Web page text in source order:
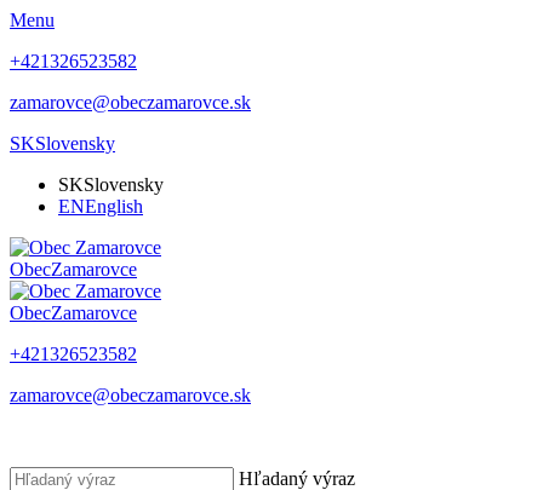
Menu
+421326523582
zamarovce@obeczamarovce.sk
SKSlovensky
SKSlovensky
ENEnglish
ObecZamarovce
ObecZamarovce
+421326523582
zamarovce@obeczamarovce.sk
Hľadaný výraz